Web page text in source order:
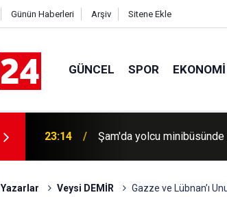
Günün Haberleri Arşiv Sitene Ekle
GÜNCEL SPOR EKONOMI
23:14 Şam'da yolcu minibüsünde
Yazarlar Veysi DEMİR Gazze ve Lübnan’ı